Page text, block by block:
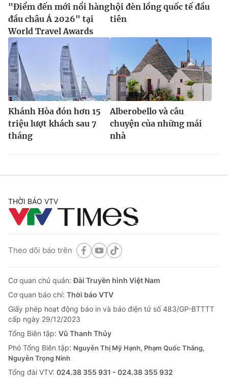
"Điểm đến mới nổi hàng
đầu châu Á 2026" tại
World Travel Awards
hội đèn lồng quốc tế đầu
tiên
Khánh Hòa đón hơn 15
triệu lượt khách sau 7
tháng
Alberobello và câu
chuyện của những mái
nhà
THỜI BÁO VTV
Theo dõi báo trên
Cơ quan chủ quản:Đài Truyền hình Việt Nam
Cơ quan báo chí: Thời báo VTV
Giấy phép hoạt động báo in và báo điện tử số 483/GP-BTTTT
cấp ngày 29/12/2023
Tổng Biên tập: Vũ Thanh Thủy
Phó Tổng Biên tập: Nguyễn Thị Mỹ Hạnh, Phạm Quốc Thắng,
Nguyễn Trọng Ninh
Tổng đài VTV: 024.38 355 931 - 024.38 355 932